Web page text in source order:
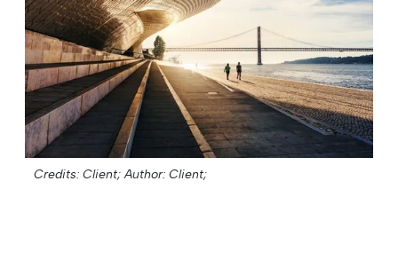
Credits: Client; Author: Client;